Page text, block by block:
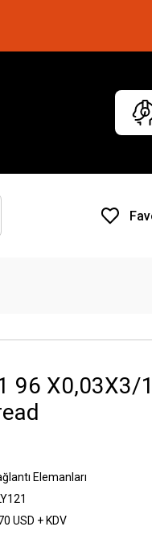
96 X0,03X3/
Elemanları
USD + KDV